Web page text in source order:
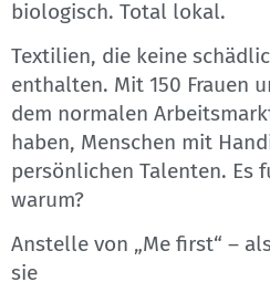
biologisch. Total lokal.
Textilien, die keine
enthalten. Mit 150 Frauen
dem normalen
haben, Menschen mit
persönlichen Talenten. Es
warum?
Anstelle von „Me first“ –
sie